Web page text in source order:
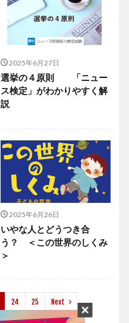
2025年6月27日
選挙の４原則 「ニュー
ス検定」がわかりやすく解
説
2025年6月26日
いやな人とどうつき合
う？ ＜この世界のしくみ
＞
24 25 Next